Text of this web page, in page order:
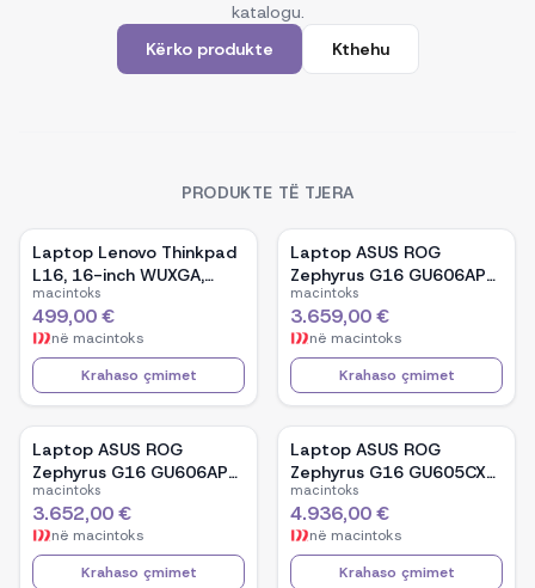
katalogu.
Kërko produkte
Kthehu
PRODUKTE TË TJERA
Laptop Lenovo Thinkpad
L16, 16-inch WUXGA,
AMD Ryzen 5 Pro-7535U,
16GB Ram DDR5, 512GB
SSD - Black
macintoks
499,00 €
në macintoks
Krahaso çmimet
Laptop ASUS ROG
Zephyrus G16 GU606AP-
TB039W, 16-inch OLED,
Intel Core Ultra 9 386H,
NVIDIA GeForce RTX
5070, 32GB RAM, 1TB
SSD, Windows 11 - White
macintoks
3.659,00 €
në macintoks
Krahaso çmimet
Laptop ASUS ROG
Zephyrus G16 GU606AP-
TB041W, 16-inch OLED,
Intel Core Ultra 9 386H,
NVIDIA GeForce RTX
5070, 32GB RAM, 1TB
macintoks
3.652,00 €
në macintoks
Krahaso çmimet
Laptop ASUS ROG
Zephyrus G16 GU605CX-
QR106W, 16-inch WQXGA
OLED, Intel Core Ultra 9
285H, NVIDIA GeForce
RTX 5090, 32GB RAM,
macintoks
4.936,00 €
në macintoks
Krahaso çmimet